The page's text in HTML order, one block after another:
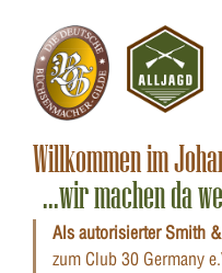
Willkommen im
...wir machen da
Als autorisierter Smith
zum Club 30 Germany